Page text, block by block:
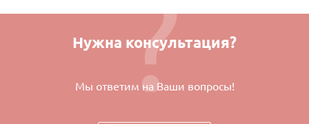
Нужна консультация?
Мы ответим на Ваши вопросы!